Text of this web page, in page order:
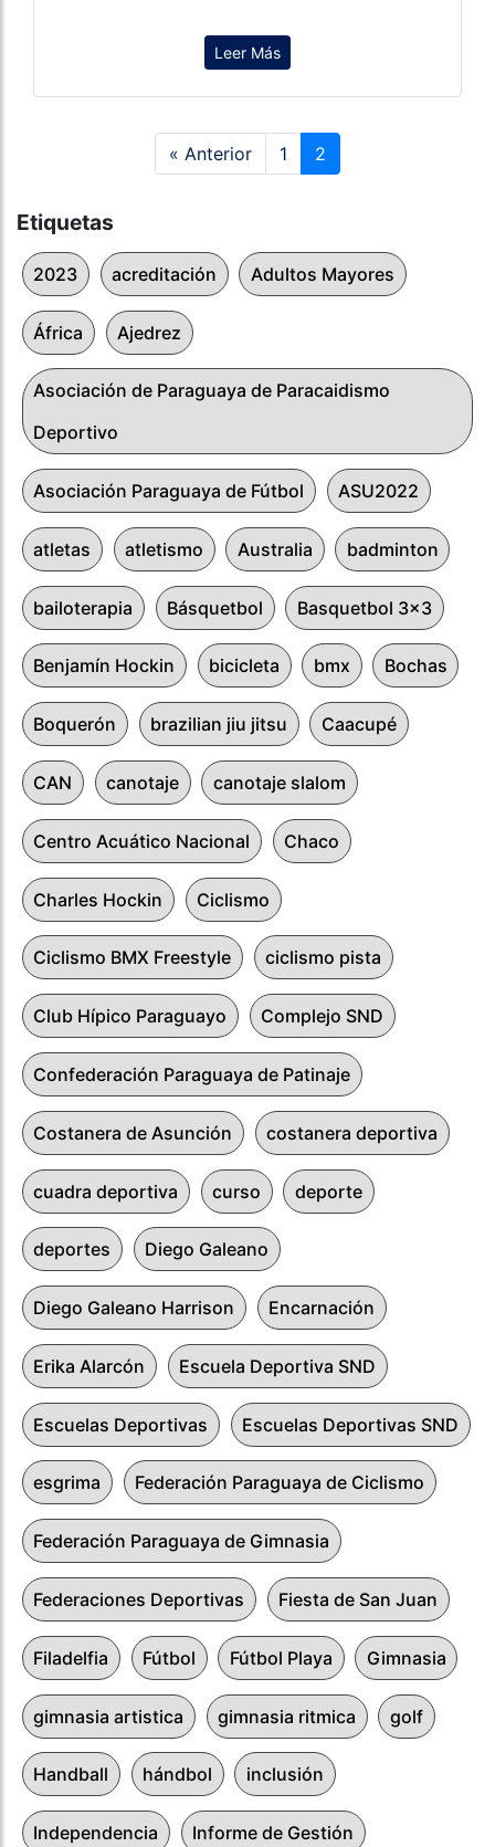
Leer Más
« Anterior 1 2
Etiquetas
2023 acreditación Adultos Mayores
África Ajedrez
Asociación de Paraguaya de Paracaidismo
Deportivo
Asociación Paraguaya de Fútbol ASU2022
atletas atletismo Australia badminton
bailoterapia Básquetbol Basquetbol 3x3
Benjamín Hockin bicicleta bmx Bochas
Boquerón brazilian jiu jitsu Caacupé
CAN canotaje canotaje slalom
Centro Acuático Nacional Chaco
Charles Hockin Ciclismo
Ciclismo BMX Freestyle ciclismo pista
Club Hípico Paraguayo Complejo SND
Confederación Paraguaya de Patinaje
Costanera de Asunción costanera deportiva
cuadra deportiva curso deporte
deportes Diego Galeano
Diego Galeano Harrison Encarnación
Erika Alarcón Escuela Deportiva SND
Escuelas Deportivas Escuelas Deportivas SND
esgrima Federación Paraguaya de Ciclismo
Federación Paraguaya de Gimnasia
Federaciones Deportivas Fiesta de San Juan
Filadelfia Fútbol Fútbol Playa Gimnasia
gimnasia artistica gimnasia ritmica golf
Handball hándbol inclusión
Independencia Informe de Gestión